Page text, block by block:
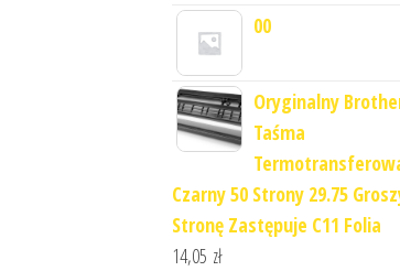
00
Oryginalny
Taśma
Czarny 50 Strony 29.75
Stronę Zastępuje C11 Folia
14,05 zł